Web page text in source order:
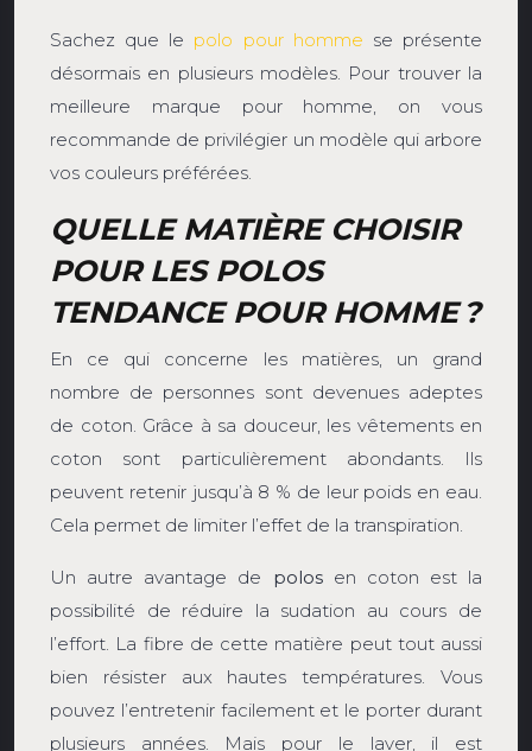
Sachez que le polo pour homme se présente
désormais en plusieurs modèles. Pour trouver la
meilleure marque pour homme, on vous
recommande de privilégier un modèle qui arbore
vos couleurs préférées.
QUELLE MATIÈRE CHOISIR
POUR LES POLOS
TENDANCE POUR HOMME ?
En ce qui concerne les matières, un grand
nombre de personnes sont devenues adeptes
de coton. Grâce à sa douceur, les vêtements en
coton sont particulièrement abondants. Ils
peuvent retenir jusqu’à 8 % de leur poids en eau.
Cela permet de limiter l’effet de la transpiration.
Un autre avantage de polosen coton est la
possibilité de réduire la sudation au cours de
l’effort. La fibre de cette matière peut tout aussi
bien résister aux hautes températures. Vous
pouvez l’entretenir facilement et le porter durant
plusieurs années. Mais pour le laver, il est